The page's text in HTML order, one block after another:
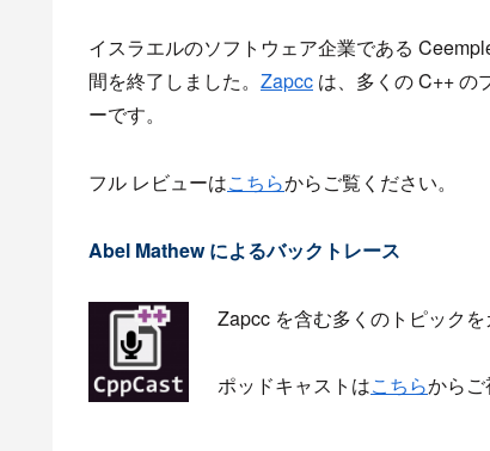
イスラエルのソフトウェア企業である
間を終了しました。 Zapcc は、多くの C++ の
ーです。
フル レビューはこちらからご覧ください。
Abel Mathew によるバックトレース
Zapcc を含む多くのトピック
ポッドキャストはこちらからご